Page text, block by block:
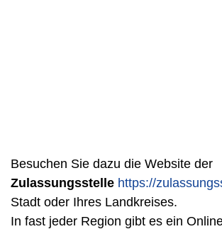
Besuchen Sie dazu die Website der
Zulassungsstelle https://
Stadt oder Ihres Landkreises.
In fast jeder Region gibt es ein